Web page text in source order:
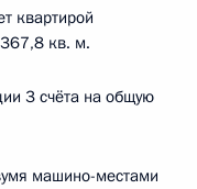
квартирой
кв. м.
3 счёта на общую
машино-местами